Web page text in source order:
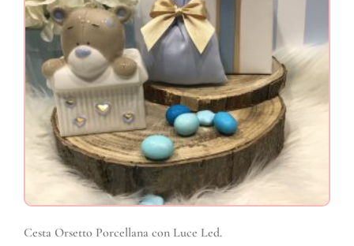
Cesta Orsetto Porcellana con Luce Led.